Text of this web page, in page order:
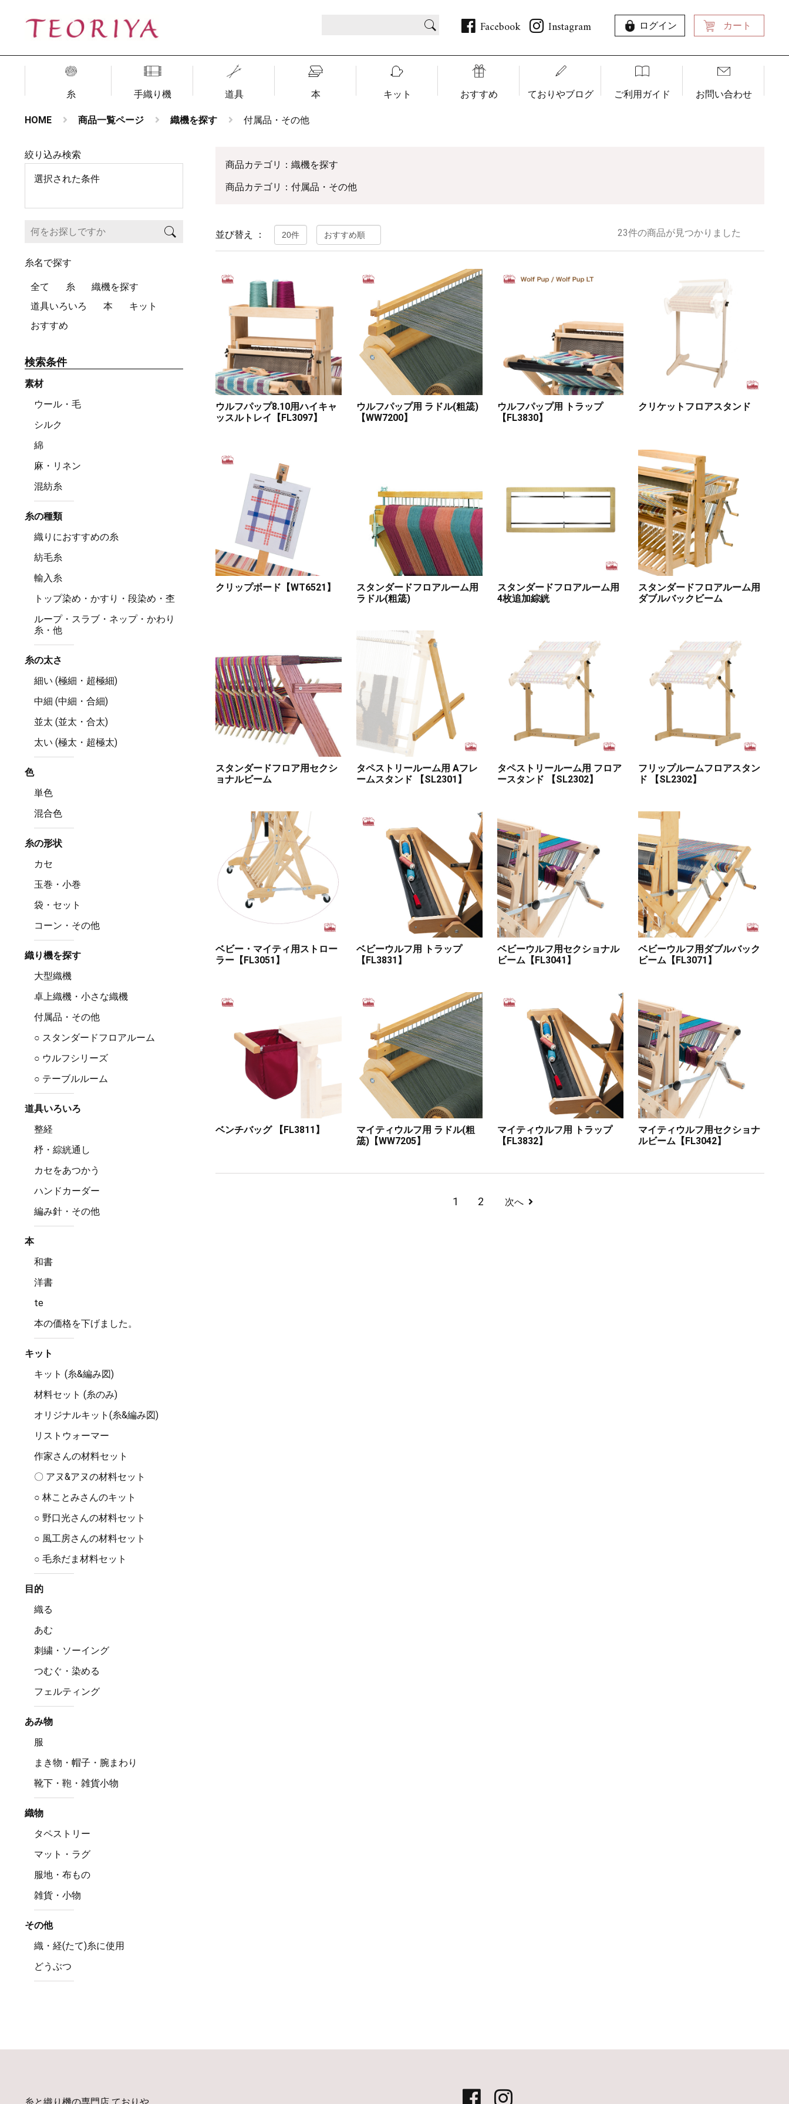
Facebook Instagram ログイン カート
糸 手織り機 道具 本 キット おすすめ ておりやブログ ご利用ガイド お問い合わせ
HOME 商品一覧ページ 織機を探す 付属品・その他
商品カテゴリ：織機を探す
商品カテゴリ：付属品・その他
並び替え ： 23件の商品が見つかりました
ウルフパップ8.10用ハイキャ
ッスルトレイ【FL3097】
ウルフパップ用 ラドル(粗筬)
【WW7200】
ウルフパップ用 トラップ
【FL3830】
クリケットフロアスタンド
クリップボード【WT6521】
スタンダードフロアルーム用
ラドル(粗筬)
スタンダードフロアルーム用
4枚追加綜絖
スタンダードフロアルーム用
ダブルバックビーム
スタンダードフロア用セクシ
ョナルビーム
タペストリールーム用 Aフレ
ームスタンド 【SL2301】
タペストリールーム用 フロア
ースタンド 【SL2302】
フリップルームフロアスタン
ド 【SL2302】
ベビー・マイティ用ストロー
ラー【FL3051】
ベビーウルフ用 トラップ
【FL3831】
ベビーウルフ用セクショナル
ビーム【FL3041】
ベビーウルフ用ダブルバック
ビーム【FL3071】
ベンチバッグ 【FL3811】
マイティウルフ用 ラドル(粗
筬)【WW7205】
マイティウルフ用 トラップ
【FL3832】
マイティウルフ用セクショナ
ルビーム【FL3042】
1 2 次へ
絞り込み検索
選択された条件
糸名で探す
全て 糸
織機を探す
道具いろいろ
本
キット
おすすめ
検索条件
素材
ウール・毛
シルク
綿
麻・リネン
混紡糸
糸の種類
織りにおすすめの糸
紡毛糸
輸入糸
トップ染め・かすり・段染め・杢
ループ・スラブ・ネップ・かわり
糸・他
糸の太さ
細い (極細・超極細)
中細 (中細・合細)
並太 (並太・合太)
太い (極太・超極太)
色
単色
混合色
糸の形状
カセ
玉巻・小巻
袋・セット
コーン・その他
織り機を探す
大型織機
卓上織機・小さな織機
付属品・その他
○ スタンダードフロアルーム
○ ウルフシリーズ
○ テーブルルーム
道具いろいろ
整経
杼・綜絖通し
カセをあつかう
ハンドカーダー
編み針・その他
本
和書
洋書
te
本の価格を下げました。
キット
キット (糸&編み図)
材料セット (糸のみ)
オリジナルキット(糸&編み図)
リストウォーマー
作家さんの材料セット
〇 アヌ&アヌの材料セット
○ 林ことみさんのキット
○ 野口光さんの材料セット
○ 風工房さんの材料セット
○ 毛糸だま材料セット
目的
織る
あむ
刺繍・ソーイング
つむぐ・染める
フェルティング
あみ物
服
まき物・帽子・腕まわり
靴下・鞄・雑貨小物
織物
タペストリー
マット・ラグ
服地・布もの
雑貨・小物
その他
織・経(たて)糸に使用
どうぶつ